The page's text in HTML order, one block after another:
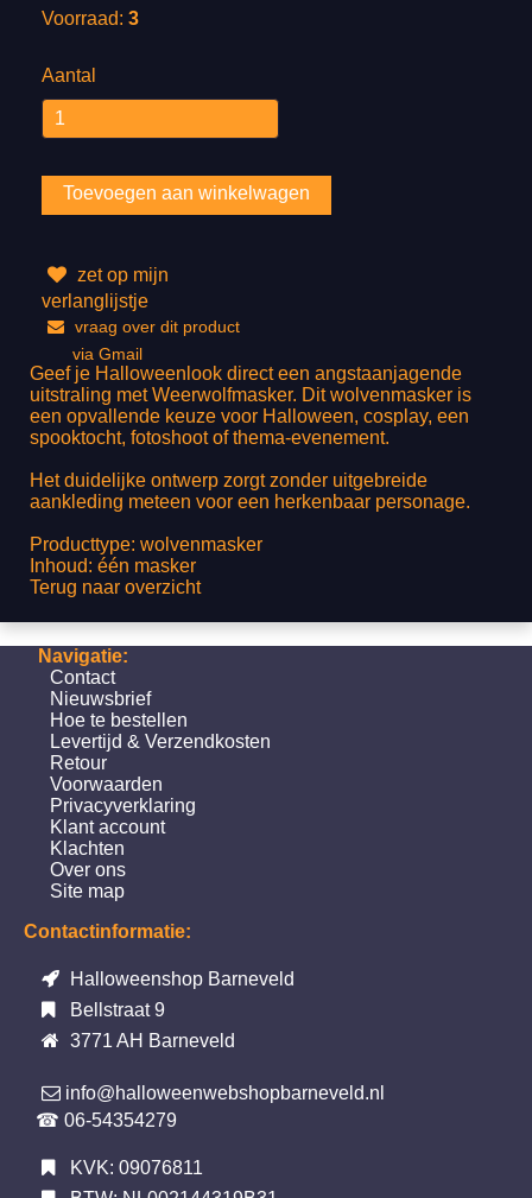
Voorraad: 3
Aantal
zet op mijn
verlanglijstje
vraag over dit product
via Gmail
Geef je Halloweenlook direct een angstaanjagende
uitstraling met Weerwolfmasker. Dit wolvenmasker is
een opvallende keuze voor Halloween, cosplay, een
spooktocht, fotoshoot of thema-evenement.
Het duidelijke ontwerp zorgt zonder uitgebreide
aankleding meteen voor een herkenbaar personage.
Producttype: wolvenmasker
Inhoud: één masker
Terug naar overzicht
Navigatie:
Contact
Nieuwsbrief
Hoe te bestellen
Levertijd & Verzendkosten
Retour
Voorwaarden
Privacyverklaring
Klant account
Klachten
Over ons
Site map
Contactinformatie:
Halloweenshop Barneveld
Bellstraat 9
3771 AH Barneveld
info@halloweenwebshopbarneveld.nl
☎ 06-54354279
KVK: 09076811